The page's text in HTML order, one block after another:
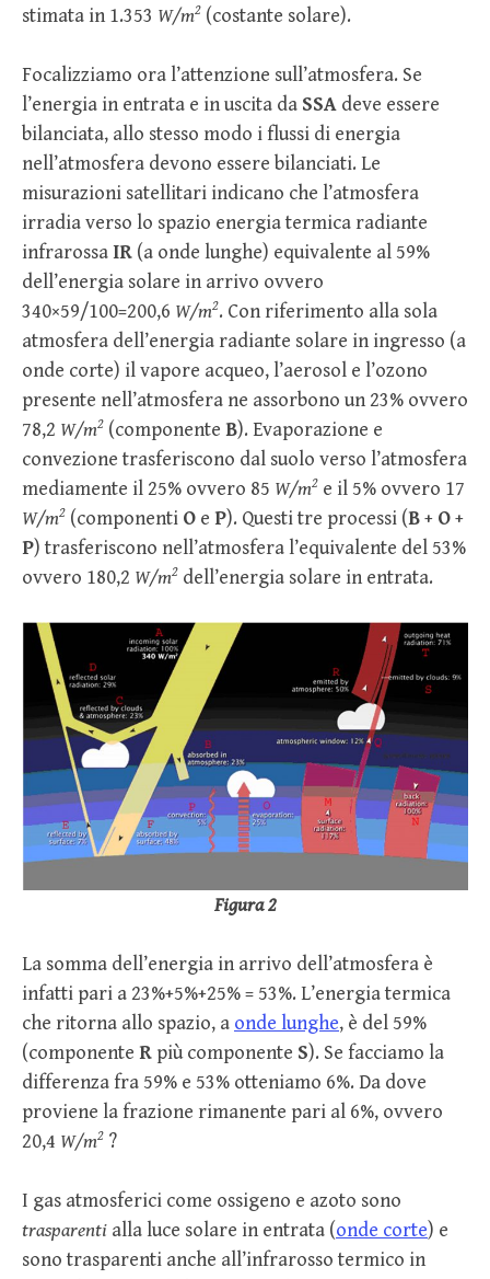
stimata in 1.353 W/m2 (costante solare).
Focalizziamo ora l’attenzione sull’atmosfera. Se
l’energia in entrata e in uscita da SSA deve essere
bilanciata, allo stesso modo i flussi di energia
nell’atmosfera devono essere bilanciati. Le
misurazioni satellitari indicano che l’atmosfera
irradia verso lo spazio energia termica radiante
infrarossaIR (a onde lunghe) equivalente al 59%
dell’energia solare in arrivo ovvero
340×59/100=200,6 W/m2. Con riferimento alla sola
atmosfera dell’energia radiante solare in ingresso (a
onde corte) il vapore acqueo, l’aerosol e l’ozono
presente nell’atmosfera ne assorbono un 23% ovvero
78,2 W/m2 (componente B). Evaporazione e
convezione trasferiscono dal suolo verso l’atmosfera
mediamente il 25% ovvero 85 W/m2 e il 5% ovvero 17
W/m2 (componenti O e P). Questi tre processi (B+ O+
P) trasferiscono nell’atmosfera l’equivalente del 53%
ovvero 180,2 W/m2 dell’energia solare in entrata.
Figura 2
La somma dell’energia in arrivo dell’atmosfera è
infatti pari a 23%+5%+25% = 53%. L’energia termica
che ritorna allo spazio, a onde lunghe, è del 59%
(componente R più componente S). Se facciamo la
differenza fra 59% e 53% otteniamo 6%. Da dove
proviene la frazione rimanente pari al 6%, ovvero
20,4 W/m2 ?
I gas atmosferici come ossigeno e azoto sono
trasparenti alla luce solare in entrata (onde corte) e
sono trasparenti anche all’infrarosso termico in